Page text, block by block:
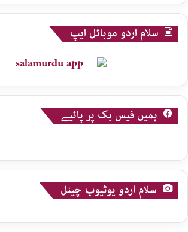
سلام اردو موبائل ایپ
ہمیں فیس بک پر پائیے
سلام اردو یوٹیوب چینل